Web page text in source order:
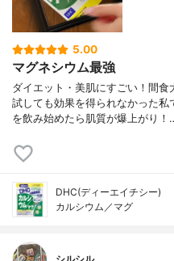
5.00
マグネシウム最強
ダイエット・美肌にすごい！間
試しても効果を得られなかった私
を飲み始めたら肌質が爆上がり！
DHC(ディーエイチシー)
カルシウム／マグ